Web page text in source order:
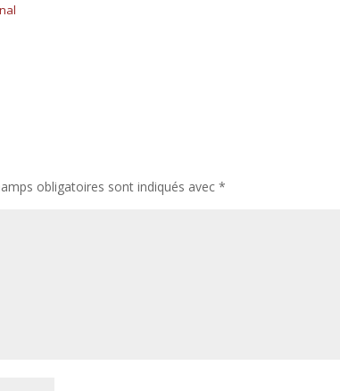
obligatoires sont indiqués avec*